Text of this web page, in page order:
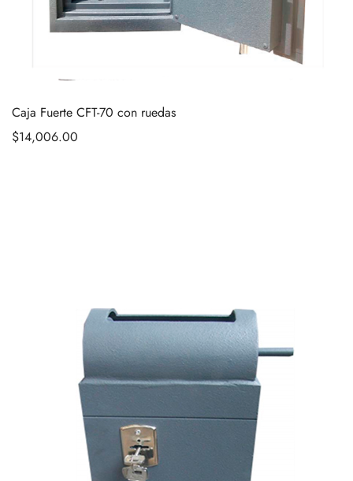
Caja Fuerte CFT-70 con ruedas
$14,006.00